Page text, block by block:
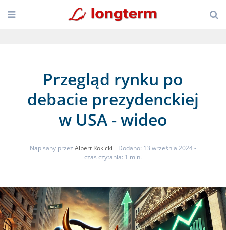
Przegląd rynku po
debacie prezydenckiej
w USA - wideo
Napisany przez Albert Rokicki Dodano: 13 września 2024-
czas czytania: 1 min.